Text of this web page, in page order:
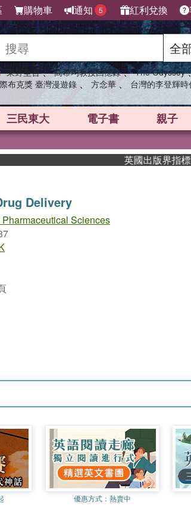
購物車 通知 5 紅利兌換
東野圭吾 、 高希均教授回憶錄 、 The Odyssey
布克獎 臺灣漫遊錄 、 方念華 、 台灣的李登輝時
三民東大 電子書 親子
英國出版界指標
Delivery
Sciences
優惠方式： 熱賣中